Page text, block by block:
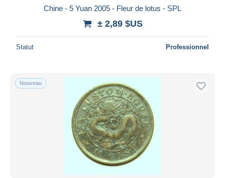
Chine - 5 Yuan 2005 - Fleur de lotus - SPL
± 2,89 $US
Statut Professionnel
Nouveau